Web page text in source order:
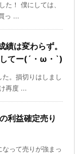
た！ 僕にしては、
っ ...
は変わらず。
てー(´・ω・`)
。損切りはしまし
再度 ...
利益確定売り
って売りが強まっ